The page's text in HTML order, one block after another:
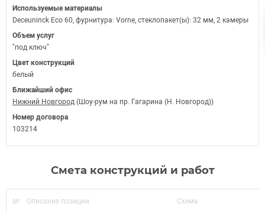
Используемые материалы
Deceuninck Eco 60, фурнитура: Vorne, стеклопакет(ы): 32 мм, 2 камеры
Объем услуг
"под ключ"
Цвет конструкций
белый
Ближайший офис
Нижний Новгород (Шоу-рум на пр. Гагарина (Н. Новгород))
Номер договора
103214
Смета конструкций и работ
№ Описание позиции Схема